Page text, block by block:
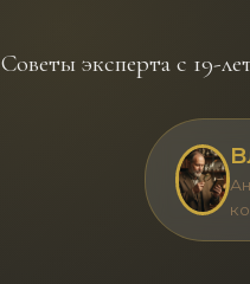
Советы эксперта с 19-